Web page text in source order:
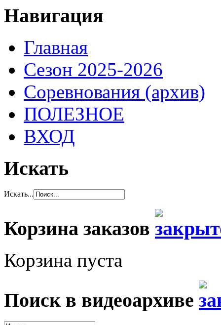
Навигация
Главная
Сезон 2025-2026
Соревнования (архив)
ПОЛЕЗНОЕ
ВХОД
Искать
Искать...
Корзина заказов
Корзина пуста
Поиск в видеоархиве